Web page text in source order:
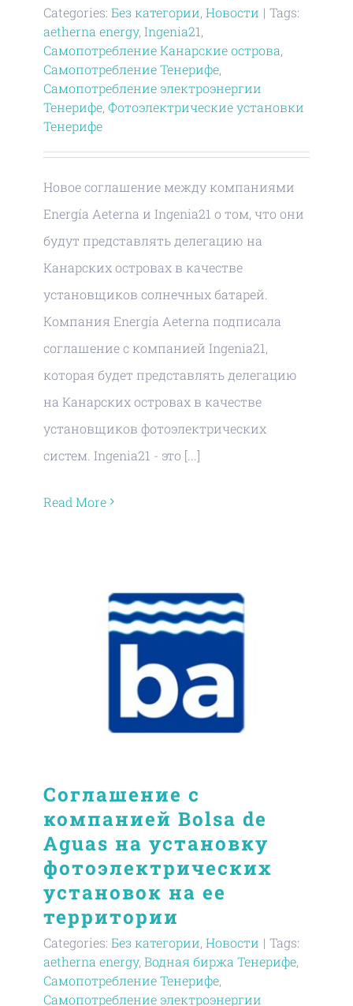
Categories: Без категории, Новости | Tags:
aetherna energy, Ingenia21,
Самопотребление Канарские острова,
Самопотребление Тенерифе,
Самопотребление электроэнергии
Тенерифе, Фотоэлектрические установки
Тенерифе
Новое соглашение между компаниями
Energía Aeterna и Ingenia21 о том, что они
будут представлять делегацию на
Канарских островах в качестве
установщиков солнечных батарей.
Компания Energía Aeterna подписала
соглашение с компанией Ingenia21,
которая будет представлять делегацию
на Канарских островах в качестве
установщиков фотоэлектрических
систем. Ingenia21 - это [...]
Read More
Соглашение с
компанией Bolsa de
Aguas на установку
фотоэлектрических
установок на ее
территории
Categories: Без категории, Новости | Tags:
aetherna energy, Водная биржа Тенерифе,
Самопотребление Тенерифе,
Самопотребление электроэнергии